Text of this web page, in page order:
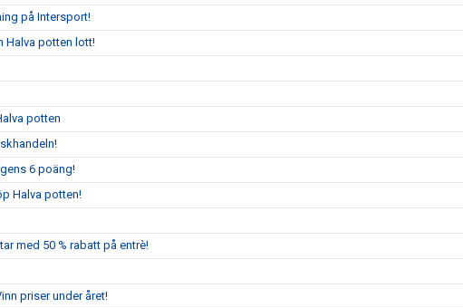
på Intersport!
Halva potten lott!
potten
6 poäng!
Halva potten!
med 50 % rabatt på entrè!
priser under året!